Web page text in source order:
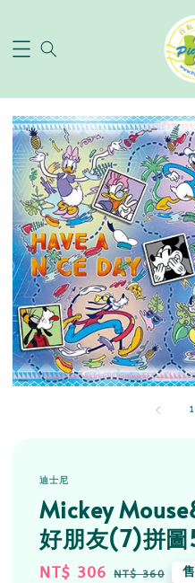
1
迪士尼
Mickey
好朋友(7)拼
Sale
NT$ 306 Regular
NT$ 360